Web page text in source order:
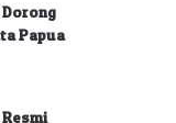
Papua